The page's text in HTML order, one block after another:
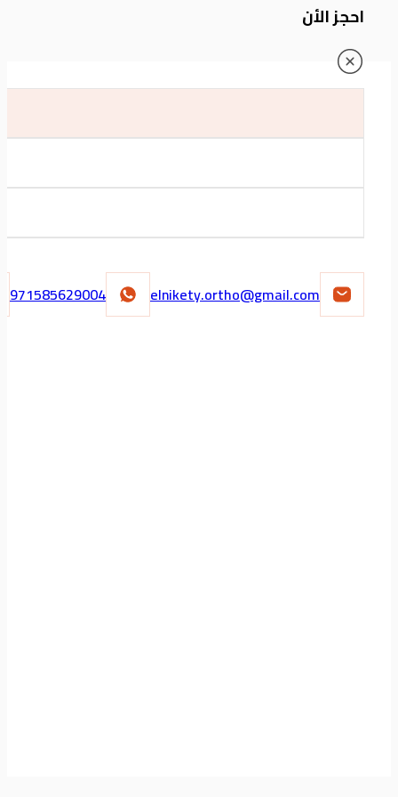
احجز الأن
elnikety.ortho@gmail.com
971585629004